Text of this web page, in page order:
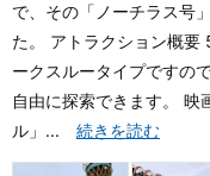
で、その「ノーチラス号
た。 アトラクション概要
ークスルータイプですの
自由に探索できます。 映
ル」... 続きを読む